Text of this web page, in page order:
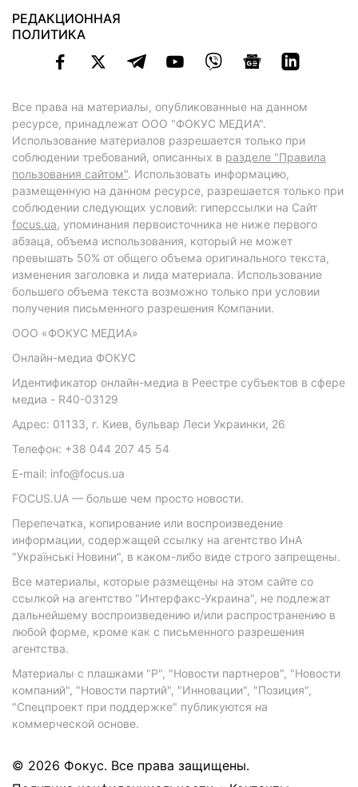
РЕДАКЦИОННАЯ
ПОЛИТИКА
Все права на материалы, опубликованные на данном
ресурсе, принадлежат ООО "ФОКУС МЕДИА".
Использование материалов разрешается только при
соблюдении требований, описанных в разделе "Правила
пользования сайтом". Использовать информацию,
размещенную на данном ресурсе, разрешается только при
соблюдении следующих условий: гиперссылки на Сайт
focus.ua, упоминания первоисточника не ниже первого
абзаца, объема использования, который не может
превышать 50% от общего объема оригинального текста,
изменения заголовка и лида материала. Использование
большего объема текста возможно только при условии
получения письменного разрешения Компании.
ООО «ФОКУС МЕДИА»
Онлайн-медиа ФОКУС
Идентификатор онлайн-медиа в Реестре субъектов в сфере
медиа - R40-03129
Адрес: 01133, г. Киев, бульвар Леси Украинки, 26
Телефон: +38 044 207 45 54
E-mail: info@focus.ua
FOCUS.UA — больше чем просто новости.
Перепечатка, копирование или воспроизведение
информации, содержащей ссылку на агентство ИнА
"Українські Новини", в каком-либо виде строго запрещены.
Все материалы, которые размещены на этом сайте со
ссылкой на агентство "Интерфакс-Украина", не подлежат
дальнейшему воспроизведению и/или распространению в
любой форме, кроме как с письменного разрешения
агентства.
Материалы с плашками "Р", "Новости партнеров", "Новости
компаний", "Новости партий", "Инновации", "Позиция",
"Спецпроект при поддержке" публикуются на
коммерческой основе.
© 2026 Фокус. Все права защищены.